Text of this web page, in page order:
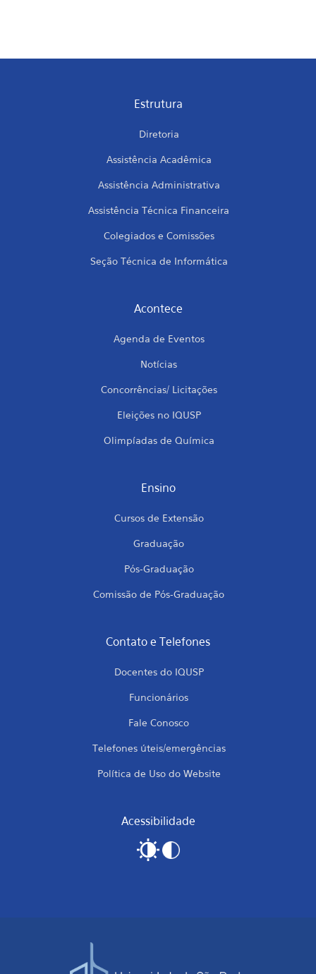
Estrutura
Diretoria
Assistência Acadêmica
Assistência Administrativa
Assistência Técnica Financeira
Colegiados e Comissões
Seção Técnica de Informática
Acontece
Agenda de Eventos
Notícias
Concorrências/ Licitações
Eleições no IQUSP
Olimpíadas de Química
Ensino
Cursos de Extensão
Graduação
Pós-Graduação
Comissão de Pós-Graduação
Contato e Telefones
Docentes do IQUSP
Funcionários
Fale Conosco
Telefones úteis/emergências
Política de Uso do Website
Acessibilidade